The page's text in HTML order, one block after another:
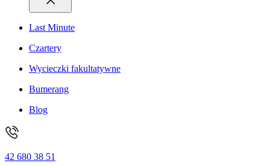
Last Minute
Czartery
Wycieczki fakultatywne
Bumerang
Blog
42 680 38 51